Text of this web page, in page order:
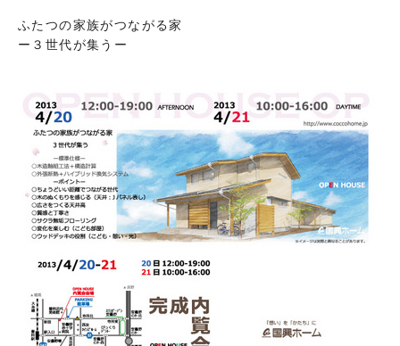
ふたつの家族がつながる家
ー３世代が集うー